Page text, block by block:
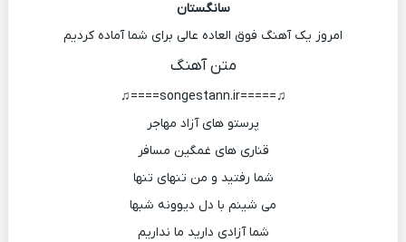
سانگستان
امروز یک آهنگ فوق العاده عالی برای شما آماده کردیم
متن آهنگ
♫=====songestann.ir====♫
پرستو های آزاد مهاجر
قناری های غمگین مسافر
شما رفتید و من تنهای تنها
می شینم با دل دیوونه شبها
شما آزادی دارید ما نداریم